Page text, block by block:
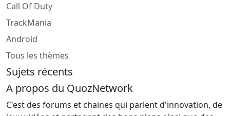
Call Of Duty
TrackMania
Android
Tous les thèmes
Sujets récents
A propos du QuozNetwork
C'est des forums et chaines qui parlent d'innovation, de